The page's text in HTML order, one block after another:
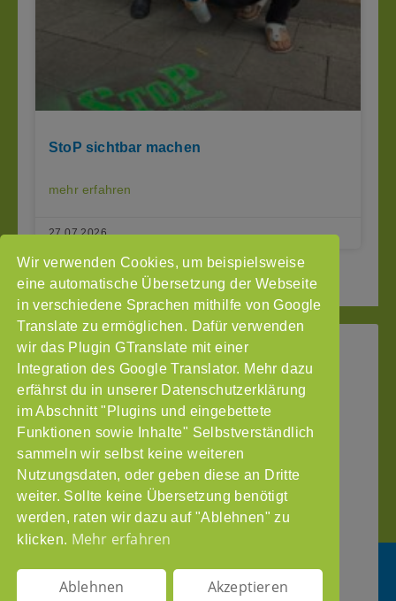
StoP sichtbar machen
mehr erfahren
27.07.2026
« Seite zurück 1 2 3 Seite vor »
Wir verwenden Cookies, um beispielsweise
eine automatische Übersetzung der Webseite
in verschiedene Sprachen mithilfe von Google
Translate zu ermöglichen. Dafür verwenden
wir das Plugin GTranslate mit einer
Integration des Google Translator. Mehr dazu
erfährst du in unserer Datenschutzerklärung
im Abschnitt "Plugins und eingebettete
Funktionen sowie Inhalte" Selbstverständlich
sammeln wir selbst keine weiteren
Nutzungsdaten, oder geben diese an Dritte
weiter. Sollte keine Übersetzung benötigt
werden, raten wir dazu auf "Ablehnen" zu
klicken. Mehr erfahren
Ablehnen Akzeptieren
StoP
–
Stadtteile
ohne
Partnergewalt
e.V.
Pinnasberg
27
20359
info@stop-
partnergewalt.org
Intranet
Impressum
Datenschutzerklärung
Gefördert
durch
DE